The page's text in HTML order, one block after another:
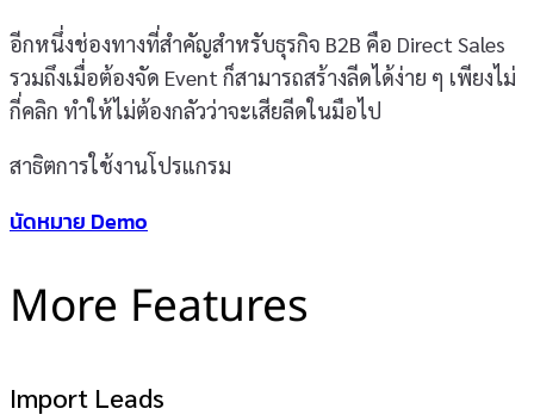
อีกหนึ่งช่องทางที่สำคัญสำหรับธุรกิจ B2B คือ Direct Sales
รวมถึงเมื่อต้องจัด Event ก็สามารถสร้างลีดได้ง่าย ๆ เพียงไม่
กี่คลิก ทำให้ไม่ต้องกลัวว่าจะเสียลีดในมือไป
สาธิตการใช้งานโปรแกรม
นัดหมาย Demo
More Features
Import Leads